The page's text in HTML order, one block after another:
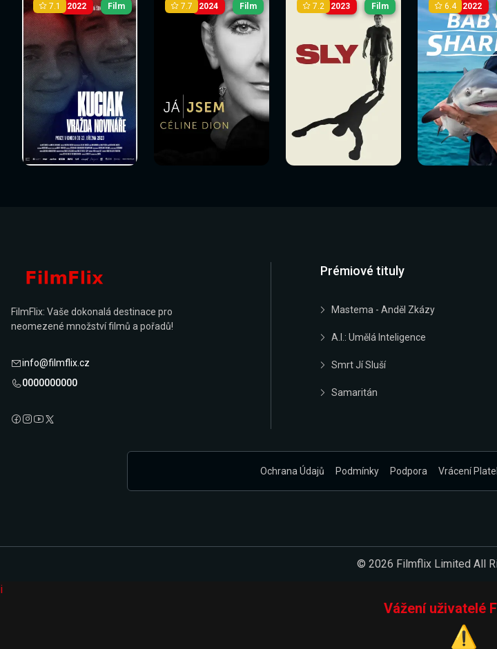
2022
Sledovat
nyní
7.1 Film
Sledovat nyní
2024
7.7 Film 2023
7.2 Film
Sledovat nyní
2022
Sledovat
nyní
6.4
Sledovat nyní
FilmFlix: Vaše dokonalá destinace pro
neomezené množství filmů a pořadů!
info@filmflix.cz
0000000000
Prémiové tituly
Mastema - Anděl Zkázy
A.I.: Umělá Inteligence
Smrt Jí Sluší
Samaritán
Ochrana Údajů Podmínky Podpora Vrácení
© 2026 Filmflix Limited All
i
Vážení uživatelé
⚠️